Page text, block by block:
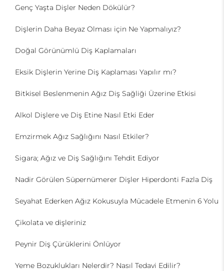
Genç Yaşta Dişler Neden Dökülür?
Dişlerin Daha Beyaz Olması için Ne Yapmalıyız?
Doğal Görünümlü Diş Kaplamaları
Eksik Dişlerin Yerine Diş Kaplaması Yapılır mı?
Bitkisel Beslenmenin Ağız Diş Sağliği Üzerine Etkisi
Alkol Dişlere ve Diş Etine Nasıl Etki Eder
Emzirmek Ağız Sağlığını Nasıl Etkiler?
Sigara; Ağız ve Diş Sağlığını Tehdit Ediyor
Nadir Görülen Süpernümerer Dişler Hiperdonti Fazla Diş
Seyahat Ederken Ağız Kokusuyla Mücadele Etmenin 6 Yolu
Çikolata ve dişleriniz
Peynir Diş Çürüklerini Önlüyor
Yeme Bozuklukları Nelerdir? Nasıl Tedavi Edilir?